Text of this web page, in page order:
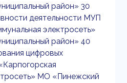
район» 30
деятельности МУП
электросеть»
район» 40
цифровых
МО «Пинежский